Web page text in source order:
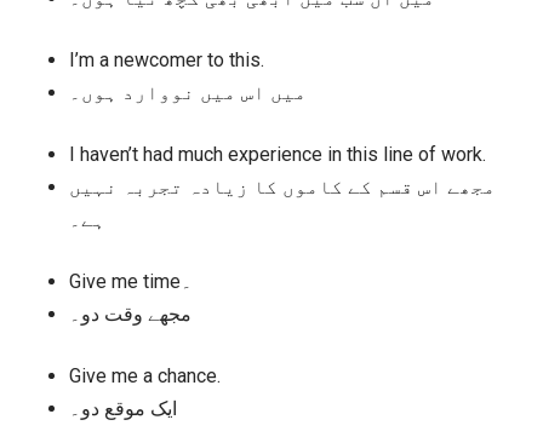
I’m a newcomer to this.
میں اس میں نووارد ہوں۔
I haven’t had much experience in this line of work.
مجھے اس قسم کے کاموں کا زیادہ تجربہ نہیں
ہے۔
Give me time۔
مجھے وقت دو۔
Give me a chance.
ایک موقع دو۔